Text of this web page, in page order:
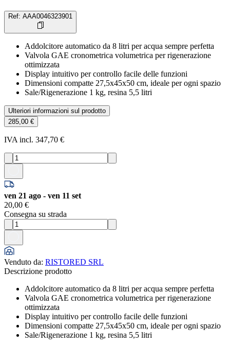
Ref: AAA0046323901
Addolcitore automatico da 8 litri per acqua sempre perfetta
Valvola GAE cronometrica volumetrica per rigenerazione
ottimizzata
Display intuitivo per controllo facile delle funzioni
Dimensioni compatte 27,5x45x50 cm, ideale per ogni spazio
Sale/Rigenerazione 1 kg, resina 5,5 litri
Ulteriori informazioni sul prodotto
285,00 €
IVA incl. 347,70 €
ven 21 ago - ven 11 set
20,00 €
Consegna su strada
Venduto da: RISTORED SRL
Descrizione prodotto
Addolcitore automatico da 8 litri per acqua sempre perfetta
Valvola GAE cronometrica volumetrica per rigenerazione
ottimizzata
Display intuitivo per controllo facile delle funzioni
Dimensioni compatte 27,5x45x50 cm, ideale per ogni spazio
Sale/Rigenerazione 1 kg, resina 5,5 litri